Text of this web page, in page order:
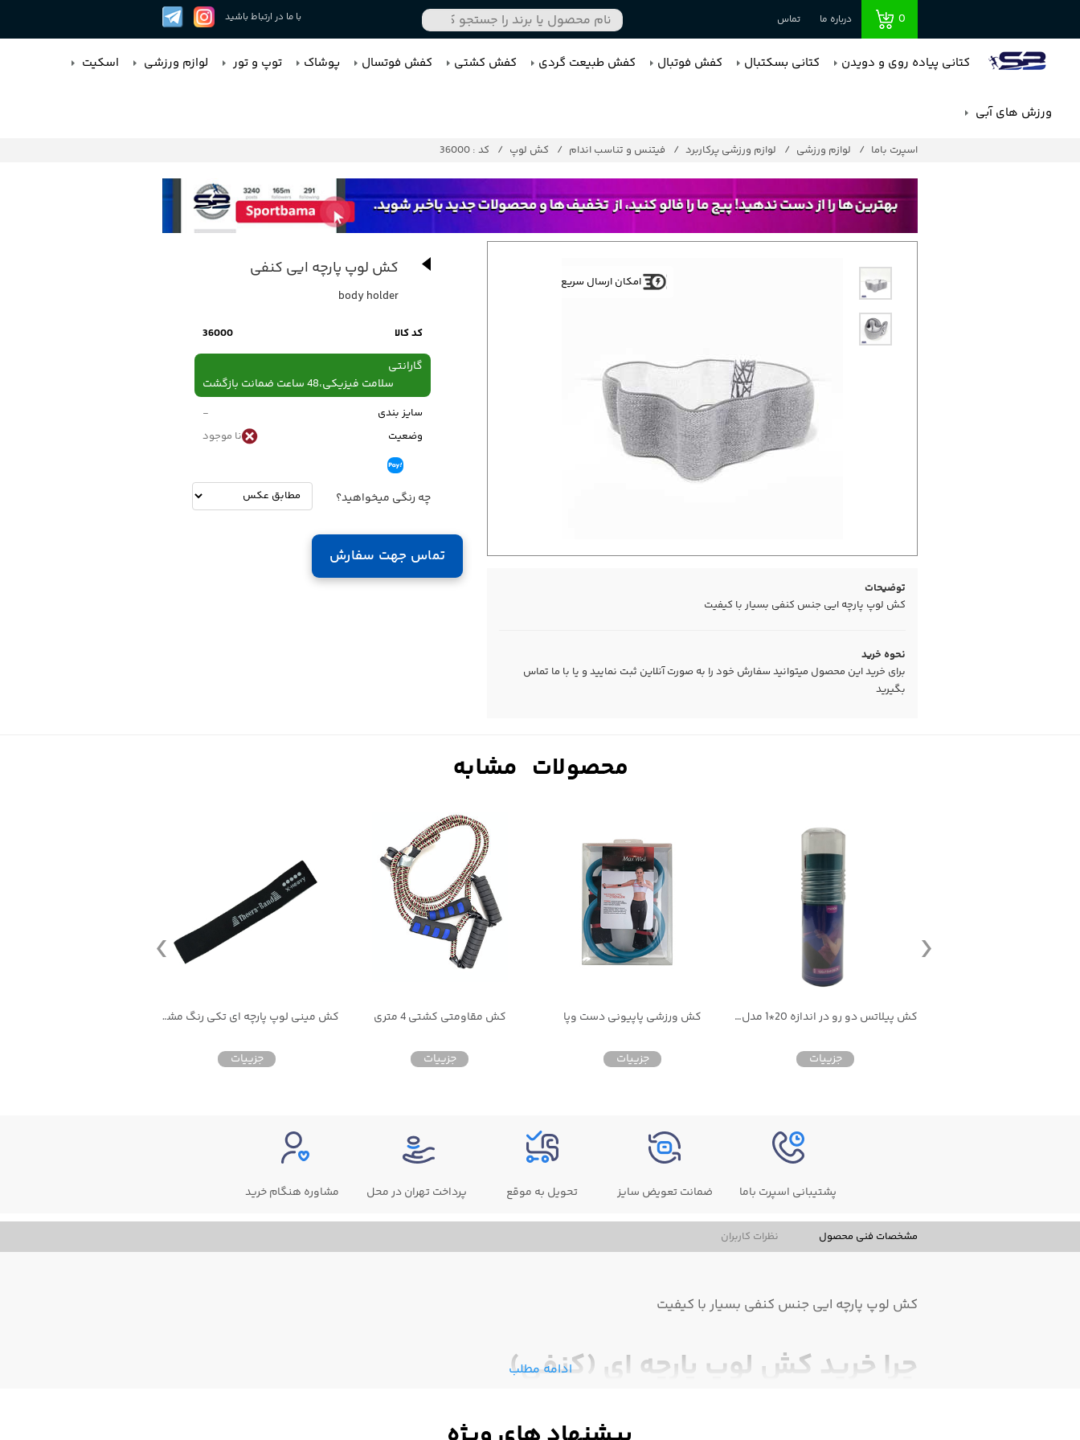
0 درباره ما تماس با ما در ارتباط باشید
کتانی پیاده روی و دویدن کتانی بسکتبال کفش فوتبال کفش طبیعت گردی کفش کشتی کفش فوتسال پوشاک توپ و تور لوازم ورزشی اسکیت
ورزش های آبی
اسپرت باما لوازم ورزشی لوازم ورزشی پرکاربرد فیتنس و تناسب اندام کش لوپ کد : 36000
امکان ارسال سریع
توضیحات
کش لوپ پارچه ایی جنس کنفی بسیار با کیفیت
نحوه خرید
برای خرید این محصول میتوانید سفارش خود را به صورت آنلاین ثبت نمایید و یا با ما تماس
بگیرید
کش لوپ پارچه ایی کنفی
body holder
کد کالا 36000
گارانتی
سلامت فیزیکی،48 ساعت ضمانت بازگشت
سایز بندی
-
وضعیت
نا موجود
چه رنگی میخواهید؟
تماس جهت سفارش
کش پیلاتس دو رو در اندازه 20*1 مدل F2308
جزییات
کش ورزشی پاپیونی دست وپا
جزییات
کش مقاومتی کشتی 4 متری
جزییات
کش مینی لوپ پارچه ای تکی رنگ مشکی
جزییات
پشتیبانی اسپرت باما ضمانت تعویض سایز تحویل به موقع پرداخت تهران در محل مشاوره هنگام خرید
مشخصات فنی محصول نظرات کاربران
کش لوپ پارچه ایی جنس کنفی بسیار با کیفیت
چرا خرید کش لوپ پارچه ای (کنفی)
ادامه مطلب